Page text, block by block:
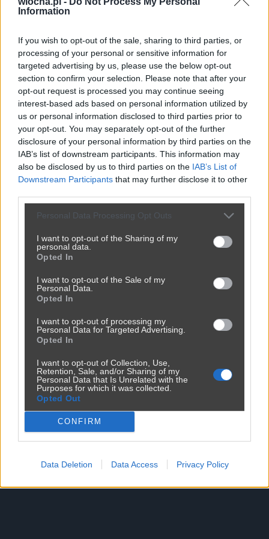
Information
If you wish to opt-out of the sale, sharing to third parties, or
processing of your personal or sensitive information for
targeted advertising by us, please use the below opt-out
section to confirm your selection. Please note that after your
opt-out request is processed you may continue seeing
interest-based ads based on personal information utilized by
us or personal information disclosed to third parties prior to
your opt-out. You may separately opt-out of the further
disclosure of your personal information by third parties on the
IAB’s list of downstream participants. This information may
also be disclosed by us to third parties on the IAB’s List of
Downstream Participants that may further disclose it to other
Personal Data Processing Opt Outs
I want to opt-out of the Sharing of my
personal data.
Opted In
I want to opt-out of the Sale of my
Personal Data.
Opted In
I want to opt-out of processing my
Personal Data for Targeted Advertising.
Opted In
I want to opt-out of Collection, Use,
Retention, Sale, and/or Sharing of my
Personal Data that Is Unrelated with the
Purposes for which it was collected.
Opted Out
CONFIRM
Data Deletion Data Access Privacy Policy
R
Facet który przed laty chlał z ruskim
agentem (i zapewne wtedy się wyszkolił
jak rozpieprzyć demokrację i zbudować
sobie dyktaturkę a la Putin)) wyzywa
innych od putinowców. Groteskowe.
Odpowiedz
+
S SĹawomir70806 1 rok temu
Z ruskimi hlal i Wałęsa i
trybunału PiS dał Piotrowskiego a
ko do pkw Kalisza przygarniał
kocioł  garnkowi
+
0
R
agentem" i to w prywatnym
chcieli rozwalić demokrację i
zbudować sobie dyktaturkę?
-